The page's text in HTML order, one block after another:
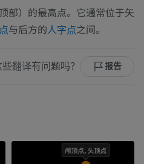
部）的最高点。它通常位于矢
与后方的人字点之间。
些翻译有问题吗？ 报告